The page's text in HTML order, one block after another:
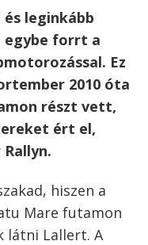
és leginkább
egybe forrt a
Ez
2010 óta
részt vett,
ért el,
hiszen a
Mare futamon
látni Lallert. A